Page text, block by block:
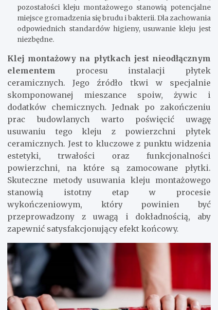
pozostałości kleju montażowego stanowią potencjalne
miejsce gromadzenia się brudu i bakterii. Dla zachowania
odpowiednich standardów higieny, usuwanie kleju jest
niezbędne.
Klej montażowy na płytkach jest nieodłącznym
elementem procesu instalacji płytek
ceramicznych. Jego źródło tkwi w specjalnie
skomponowanej mieszance spoiw, żywic i
dodatków chemicznych. Jednak po zakończeniu
prac budowlanych warto poświęcić uwagę
usuwaniu tego kleju z powierzchni płytek
ceramicznych. Jest to kluczowe z punktu widzenia
estetyki, trwałości oraz funkcjonalności
powierzchni, na które są zamocowane płytki.
Skuteczne metody usuwania kleju montażowego
stanowią istotny etap w procesie
wykończeniowym, który powinien być
przeprowadzony z uwagą i dokładnością, aby
zapewnić satysfakcjonujący efekt końcowy.